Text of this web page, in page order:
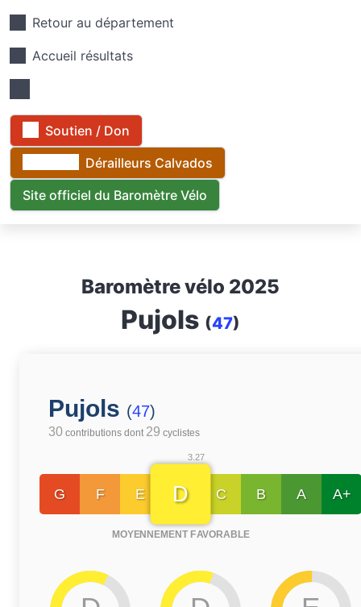
Retour au département
Accueil résultats
Soutien / Don
Dérailleurs Calvados
Site officiel du Baromètre Vélo
Baromètre vélo 2025
Pujols (47)
Pujols (47)
30 contributions dont 29 cyclistes
G F E
3.27
D
MOYENNEMENT FAVORABLE
C B A A+